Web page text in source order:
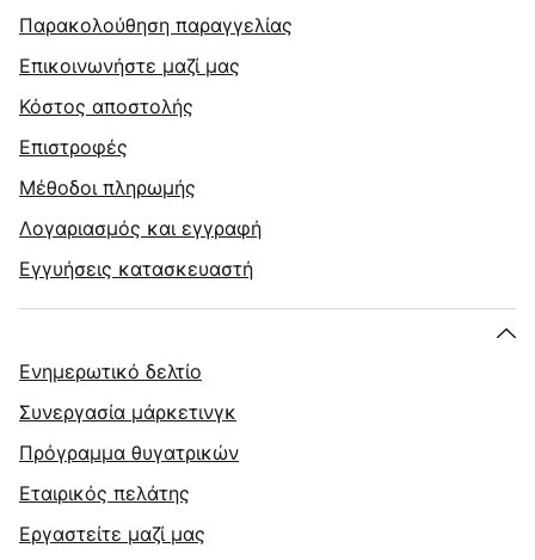
Παρακολούθηση παραγγελίας
Επικοινωνήστε μαζί μας
Κόστος αποστολής
Επιστροφές
Μέθοδοι πληρωμής
Λογαριασμός και εγγραφή
Εγγυήσεις κατασκευαστή
Ενημερωτικό δελτίο
Συνεργασία μάρκετινγκ
Πρόγραμμα θυγατρικών
Εταιρικός πελάτης
Εργαστείτε μαζί μας